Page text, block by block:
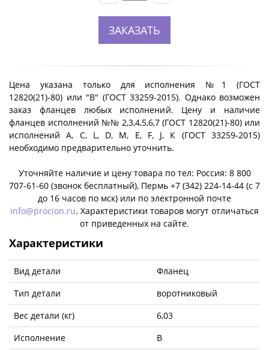
ЗАКАЗАТЬ
Цена указана только для исполнения №1 (ГОСТ
12820(21)-80) или "B" (ГОСТ 33259-2015). Однако возможен
заказ фланцев любых исполнений. Цену и наличие
фланцев исполнений №№ 2,3,4,5,6,7 (ГОСТ 12820(21)-80) или
исполнений A, C, L, D, M, E, F, J, К (ГОСТ 33259-2015)
необходимо предварительно уточнить.
Уточняйте наличие и цену товара по тел: Россия: 8 800
707-61-60 (звонок бесплатный), Пермь +7 (342) 224-14-44 (c 7
до 16 часов по мск) или по электронной почте
info@procion.ru. Характеристики товаров могут отличаться
от приведенных на сайте.
Характеристики
Вид детали
Фланец
Тип детали
воротниковый
Вес детали (кг)
6,03
Исполнение
B